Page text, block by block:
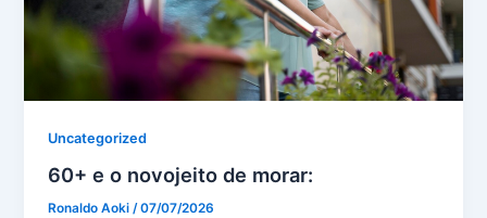
Uncategorized
60+ e o novojeito de morar:
Ronaldo Aoki/07/07/2026